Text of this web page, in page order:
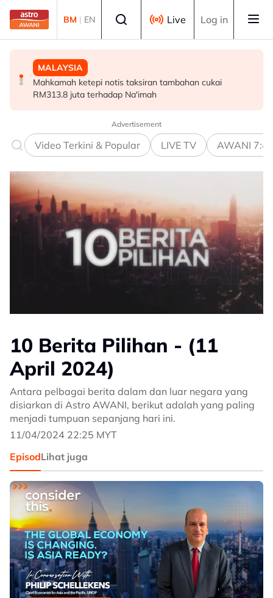
Skip to main content
BM | EN Live Log in
MALAYSIA
Mahkamah ketepi notis taksiran tambahan cukai
RM313.8 juta terhadap Na'imah
MALAYSIA
Malaysia mula siasatan anti-lambakan keluli dari China,
Taiwan, Vietnam -- MITI
MALAYSIA
Wanita didenda RM75,000 mengaku salah beri rasuah
kepada pegawai jas
Advertisement
Video Terkini & Popular LIVE TV AWANI
10 Berita Pilihan - (11
April 2024)
Antara pelbagai berita dalam dan luar negara yang
disiarkan di Astro AWANI, berikut adalah yang paling
menjadi tumpuan sepanjang hari ini.
11/04/2024 22:25 MYT
EpisodLihat juga